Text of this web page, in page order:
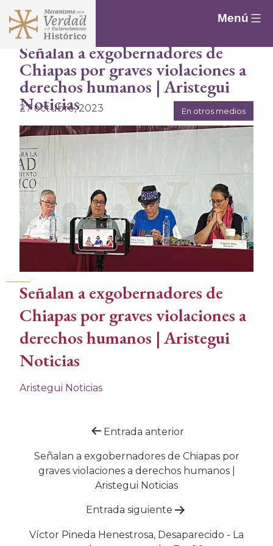
Menú
Señalan a exgobernadores de
Chiapas por graves violaciones a
derechos humanos | Aristegui
Noticias En otros medios
27 octubre, 2023
Señalan a exgobernadores de
Chiapas por graves violaciones a
derechos humanos | Aristegui
Noticias
Aristegui Noticias
Navegación
de
entradas
Entrada anterior
Señalan a exgobernadores de Chiapas por
graves violaciones a derechos humanos |
Aristegui Noticias
Entrada siguiente
Víctor Pineda Henestrosa, Desaparecido - La